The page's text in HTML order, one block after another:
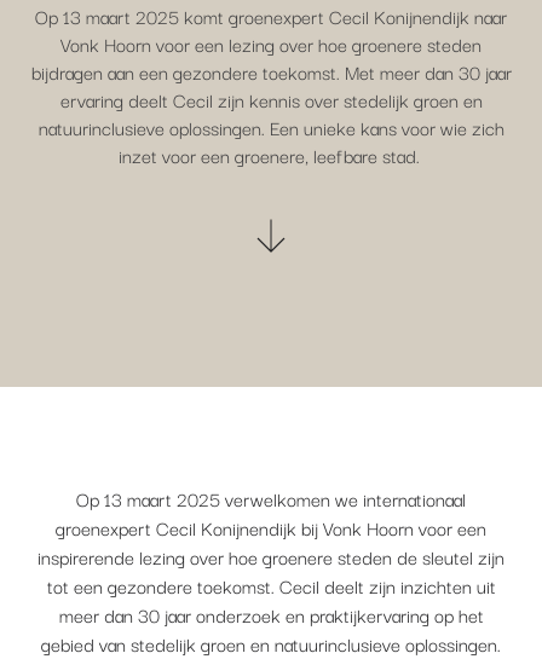
Op 13 maart 2025 komt groenexpert Cecil Konijnendijk naar
Vonk Hoorn voor een lezing over hoe groenere steden
bijdragen aan een gezondere toekomst. Met meer dan 30 jaar
ervaring deelt Cecil zijn kennis over stedelijk groen en
natuurinclusieve oplossingen. Een unieke kans voor wie zich
inzet voor een groenere, leefbare stad.
Op 13 maart 2025 verwelkomen we internationaal
groenexpert Cecil Konijnendijk bij Vonk Hoorn voor een
inspirerende lezing over hoe groenere steden de sleutel zijn
tot een gezondere toekomst. Cecil deelt zijn inzichten uit
meer dan 30 jaar onderzoek en praktijkervaring op het
gebied van stedelijk groen en natuurinclusieve oplossingen.